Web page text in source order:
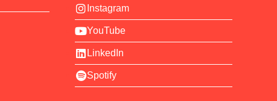
Instagram
YouTube
LinkedIn
Spotify